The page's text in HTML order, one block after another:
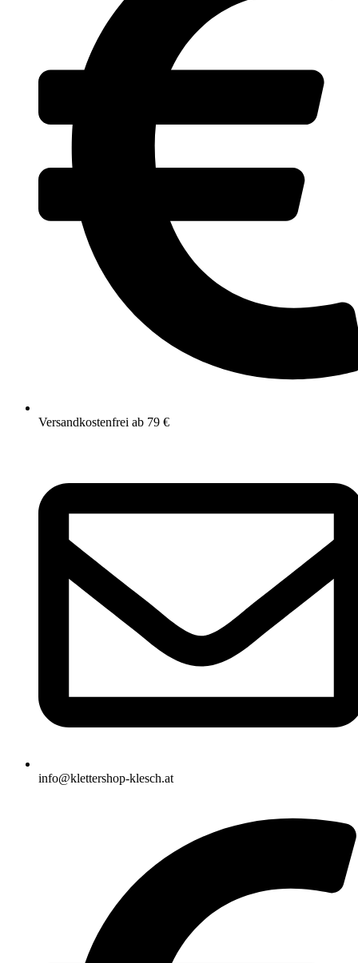
Versandkostenfrei ab 79 €
info@klettershop-klesch.at